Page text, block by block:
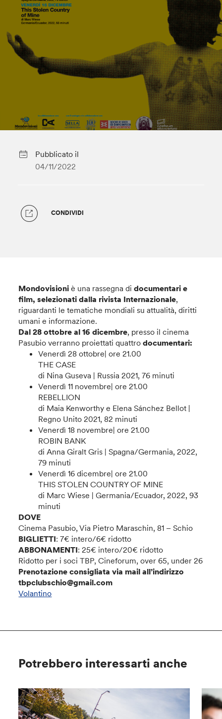
Pubblicato il
04/11/2022
CONDIVIDI
Mondovisioni è una rassegna didocumentari e
film, selezionati dalla rivista Internazionale,
riguardanti le tematiche mondiali su attualità, diritti
umani e informazione.
Dal 28 ottobre al 16 dicembre, presso il cinema
Pasubio verranno proiettati quattrodocumentari:
Venerdì 28 ottobre| ore 21.00
THE CASE
di Nina Guseva | Russia 2021, 76 minuti
Venerdì 11 novembre| ore 21.00
REBELLION
di Maia Kenworthy e Elena Sánchez Bellot |
Regno Unito 2021, 82 minuti
Venerdì 18 novembre| ore 21.00
ROBIN BANK
di Anna Giralt Gris | Spagna/Germania, 2022,
79 minuti
Venerdì 16 dicembre| ore 21.00
THIS STOLEN COUNTRY OF MINE
di Marc Wiese | Germania/Ecuador, 2022, 93
minuti
DOVE
Cinema Pasubio, Via Pietro Maraschin, 81 – Schio
BIGLIETTI: 7€ intero/6€ ridotto
ABBONAMENTI: 25€ intero/20€ ridotto
Ridotto per i soci TBP, Cineforum, over 65, under 26
Prenotazione consigliata via mail all’indirizzo
tbpclubschio@gmail.com
Volantino
Potrebbero interessarti anche